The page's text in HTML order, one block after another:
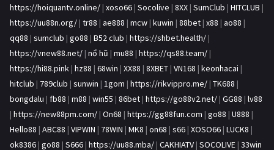
https://hoiquantv.online/ | xoso66 | Socolive | 8XX | SumClub | HITCLUB |
https://uu88n.org/ | tr88 | ae888 | mcw | kuwin | 88bet | x88 | ao88 |
qq88 | sumclub | go88 | B52 club | https://shbet.health/ |
https://vnew88.net/ | nổ hũ | mu88 | https://qs88.team/ |
https://hi88.pink | hz88 | 68win | XX88 | 8XBET | VN168 | keonhacai |
hitclub | 789club | sunwin | 1gom | https://rikvippro.me/ | TK688 |
bongdalu | fb88 | m88 | win55 | 86bet | https://go88v2.net/ | GG88 | lv88
| https://new88pm.com/ | On68 | https://gg88fun.com | go88 | U888 |
Hello88 | ABC88 | VIPWIN | 78WIN | MK8 | on68 | s66 | XOSO66 | LUCK8 |
ok8386 | go88 | S666 | https://uu88.mba/ | CAKHIATV | SOCOLIVE | 33win